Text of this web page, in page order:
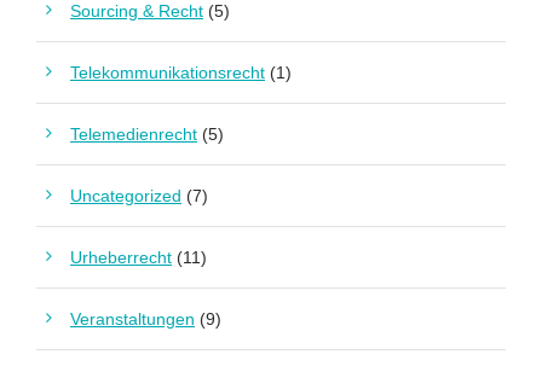
Sourcing & Recht (5)
Telekommunikationsrecht (1)
Telemedienrecht (5)
Uncategorized (7)
Urheberrecht (11)
Veranstaltungen (9)